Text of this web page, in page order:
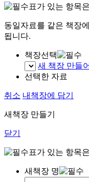
표가 있는 항목
동일자료를 같은 책장
됩니다.
책장선택
새 책장 만들
선택한 자료
취소 내책장에 담기
새책장 만들기
닫기
표가 있는 항목
새책장 명